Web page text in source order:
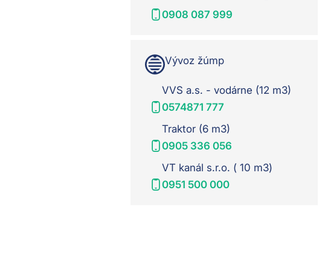
0908 087 999
Vývoz žúmp
VVS a.s. - vodárne (12 m3)
0574871 777
Traktor (6 m3)
0905 336 056
VT kanál s.r.o. ( 10 m3)
0951 500 000